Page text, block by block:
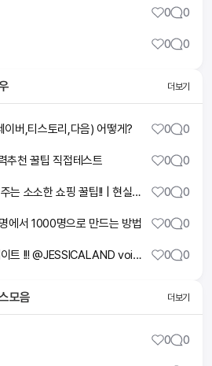
0 0
0 0
더보기
버,티스토리,다음) 어떻게? 0 0
추천 꿀팁 직접테스트 0 0
[vlog] 쇼핑몰 사장이 알려주는 소소한 쇼핑 꿀팁!! | 현실 데이트 일상까지🤍 0 0
에서 1000명으로 만드는 방법 0 0
제시카 정 인스타그램 업데이트 !!! @JESSICALAND voice !!! 0 0
모음 더보기
0 0